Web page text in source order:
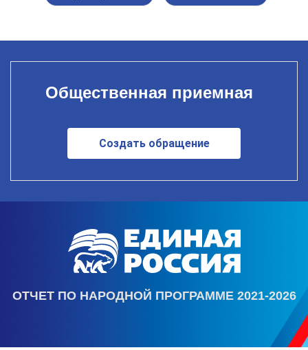
Общественная приемная
Создать обращение
ОТЧЕТ ПО НАРОДНОЙ ПРОГРАММЕ 2021-2026